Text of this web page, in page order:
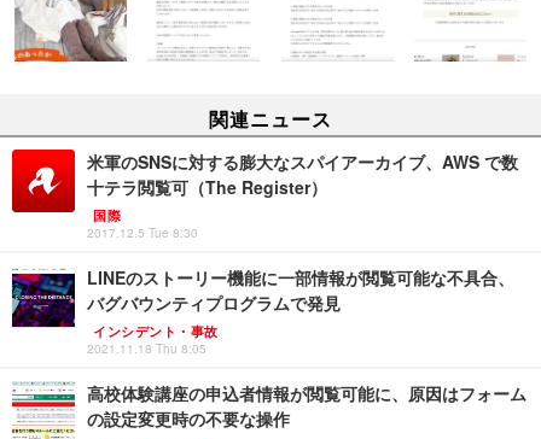
関連ニュース
米軍のSNSに対する膨大なスパイアーカイブ、AWS で数
十テラ閲覧可（The Register）
国際
2017.12.5 Tue 8:30
LINEのストーリー機能に一部情報が閲覧可能な不具合、
バグバウンティプログラムで発見
インシデント・事故
2021.11.18 Thu 8:05
高校体験講座の申込者情報が閲覧可能に、原因はフォーム
の設定変更時の不要な操作